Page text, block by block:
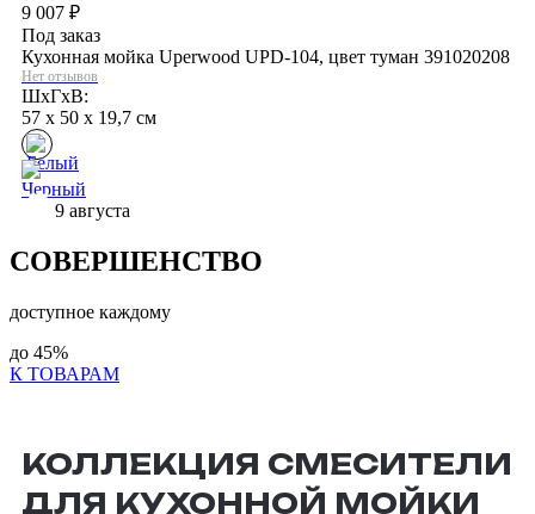
9 007 ₽
Под заказ
Кухонная мойка Uperwood UPD-104, цвет туман 391020208
Нет отзывов
ШхГхВ:
57 x 50 x 19,7 см
9 августа
СОВЕРШЕНСТВО
доступное каждому
до 45%
К ТОВАРАМ
КОЛЛЕКЦИЯ СМЕСИТЕЛИ
ДЛЯ КУХОННОЙ МОЙКИ